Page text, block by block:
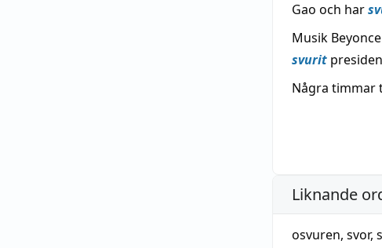
Gao och har
Musik
svurit
Några timmar
Liknande
osvuren, svor,